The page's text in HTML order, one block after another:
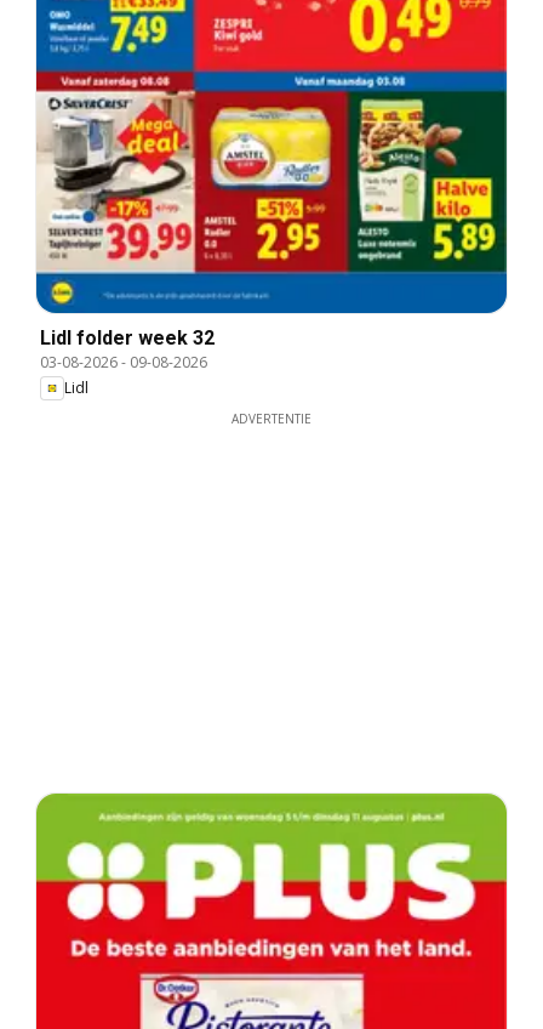
Lidl folder week 32
03-08-2026- 09-08-2026
Lidl
ADVERTENTIE